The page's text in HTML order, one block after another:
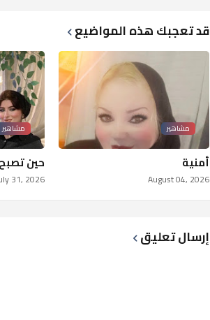
قد تعجبك هذه المواضيع
مشاهير
أمنية
August 04, 2026
مشاهير
حين تصبح
31, 2026
إرسال تعليق